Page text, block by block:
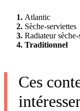
Atlantic
Sèche-serviettes
Radiateur
Traditionnel
Ces